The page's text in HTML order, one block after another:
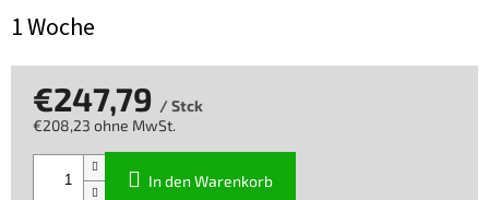
1 Woche
€247,79 / Stck
€208,23 ohne MwSt.
In den Warenkorb